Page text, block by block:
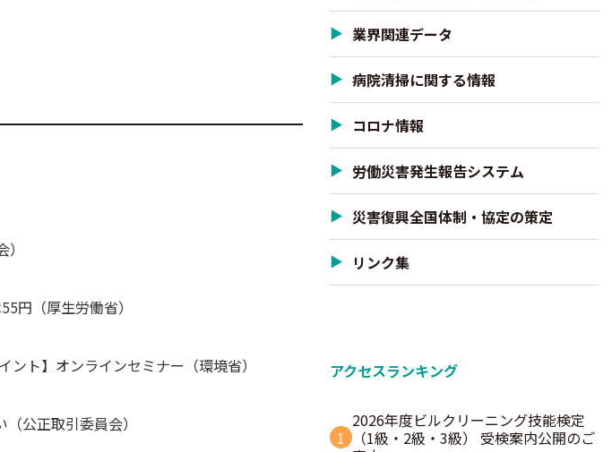
円（厚生労働省）
ト】オンラインセミナー（環境省）
公正取引委員会）
業界関連データ
病院清掃に関する情報
コロナ情報
労働災害発生報告システム
災害復興全国体制・協定の策定
リンク集
アクセスランキング
1
2026年度ビルクリーニング技能検定
（1級・2級・3級） 受検案内公開のご